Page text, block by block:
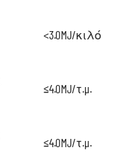
<3.0MJ/κιλό
≤4.0MJ/τ.μ.
≤4.0MJ/τ.μ.